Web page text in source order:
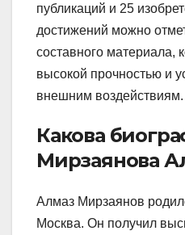
публикаций и 25
достижений можно
составного материала,
высокой прочностью и
внешним воздействиям.
Какова
Мирзаянова
Алмаз Мирзаянов
Москва. Он получил